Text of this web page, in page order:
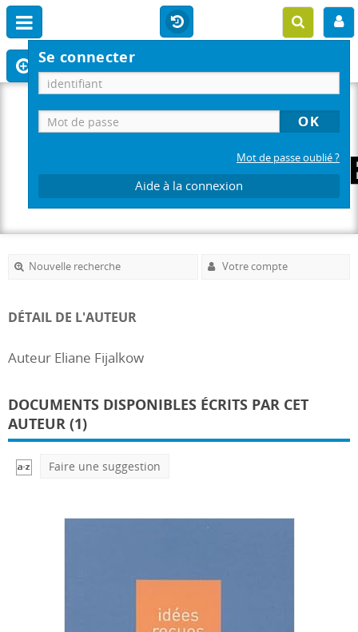
Se connecter
Mot de passe oublié ?
Aide à la connexion
Nouvelle recherche Votre compte
DÉTAIL DE L'AUTEUR
Auteur Eliane Fijalkow
DOCUMENTS DISPONIBLES ÉCRITS PAR CET
AUTEUR (1)
Faire une suggestion